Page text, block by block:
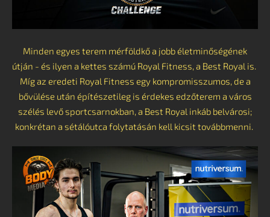
Minden egyes terem mérföldkő a jobb életminőségének
útján - és ilyen a kettes számú Royal Fitness, a Best Royal is.
Míg az eredeti Royal Fitness egy kompromisszumos, de a
bővülése után építészetileg is érdekes edzőterem a város
szélés levő sportcsarnokban, a Best Royal inkáb belvárosi;
konkrétan a sétálóutca folytatásán kell kicsit továbbmenni.